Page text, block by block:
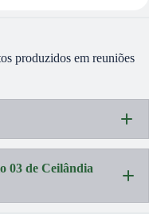
produzidos em reuniões
03 de Ceilândia